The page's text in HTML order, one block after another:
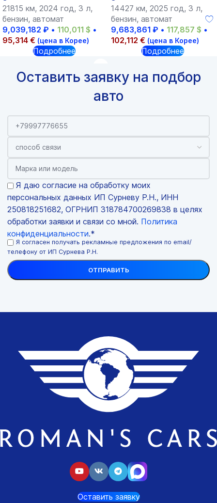
21815 км, 2024 год, 3 л,
бензин, автомат
9,039,182 ₽ • 110,011 $ •
95,314 € (цена в Корее)
Подробнее
14427 км, 2025 год, 3 л,
бензин, автомат
9,683,861 ₽ • 117,857 $ •
102,112 € (цена в Корее)
Подробнее
Оставить заявку на подбор
авто
Я даю согласие на обработку моих
персональных данных ИП Сурневу Р.Н., ИНН
250818251682, ОГРНИП 318784700269838 в целях
обработки заявки и связи со мной. Политика
конфиденциальности.*
Я согласен получать рекламные предложения по email/
телефону от ИП Сурнева Р.Н.
Оставить заявку